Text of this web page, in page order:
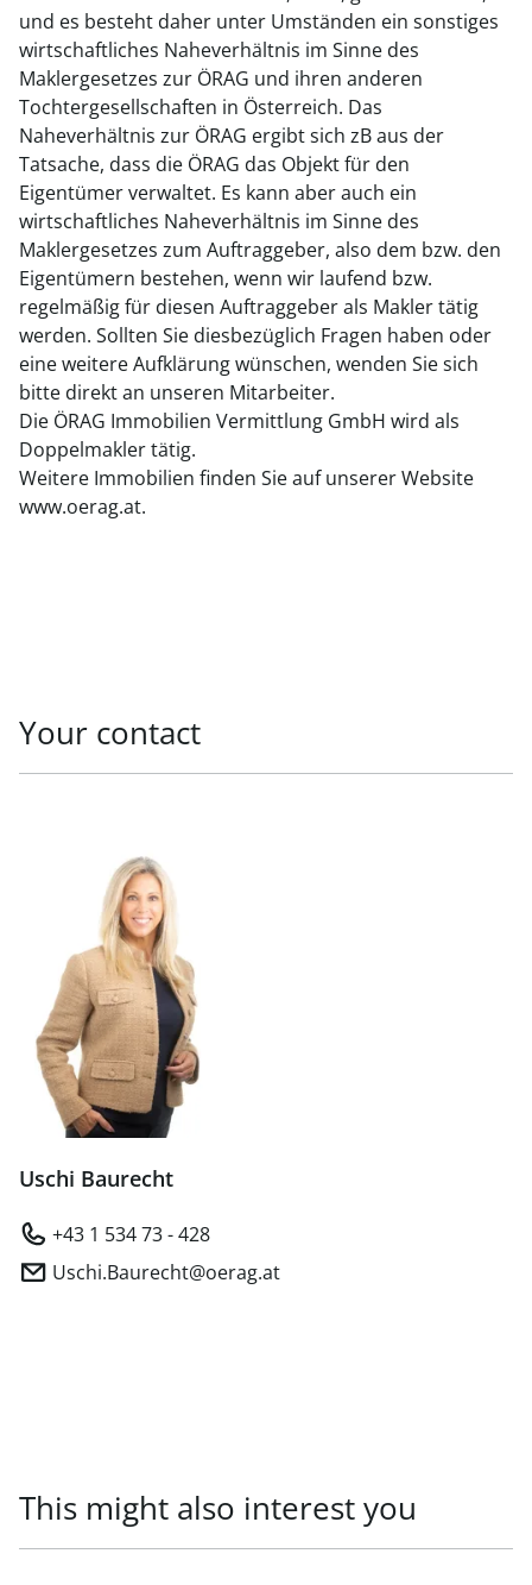
und es besteht daher unter Umständen ein sonstiges
wirtschaftliches Naheverhältnis im Sinne des
Maklergesetzes zur ÖRAG und ihren anderen
Tochtergesellschaften in Österreich. Das
Naheverhältnis zur ÖRAG ergibt sich zB aus der
Tatsache, dass die ÖRAG das Objekt für den
Eigentümer verwaltet. Es kann aber auch ein
wirtschaftliches Naheverhältnis im Sinne des
Maklergesetzes zum Auftraggeber, also dem bzw. den
Eigentümern bestehen, wenn wir laufend bzw.
regelmäßig für diesen Auftraggeber als Makler tätig
werden. Sollten Sie diesbezüglich Fragen haben oder
eine weitere Aufklärung wünschen, wenden Sie sich
bitte direkt an unseren Mitarbeiter.
Die ÖRAG Immobilien Vermittlung GmbH wird als
Doppelmakler tätig.
Weitere Immobilien finden Sie auf unserer Website
www.oerag.at.
Your contact
Uschi Baurecht
+43 1 534 73 - 428
Uschi.Baurecht@oerag.at
This might also interest you